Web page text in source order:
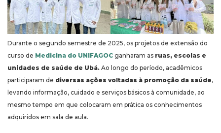
Durante o segundo semestre de 2025, os projetos de extensão do
curso de Medicina do UNIFAGOC ganharam as ruas, escolas e
unidades de saúde de Ubá. Ao longo do período, acadêmicos
participaram de diversas ações voltadas à promoção da saúde,
levando informação, cuidado e serviços básicos à comunidade, ao
mesmo tempo em que colocaram em prática os conhecimentos
adquiridos em sala de aula.